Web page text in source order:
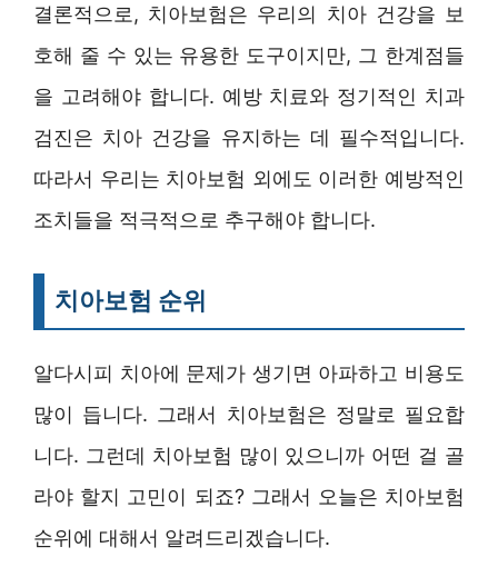
결론적으로, 치아보험은 우리의 치아 건강을 보
호해 줄 수 있는 유용한 도구이지만, 그 한계점들
을 고려해야 합니다. 예방 치료와 정기적인 치과
검진은 치아 건강을 유지하는 데 필수적입니다.
따라서 우리는 치아보험 외에도 이러한 예방적인
조치들을 적극적으로 추구해야 합니다.
치아보험 순위
알다시피 치아에 문제가 생기면 아파하고 비용도
많이 듭니다. 그래서 치아보험은 정말로 필요합
니다. 그런데 치아보험 많이 있으니까 어떤 걸 골
라야 할지 고민이 되죠? 그래서 오늘은 치아보험
순위에 대해서 알려드리겠습니다.